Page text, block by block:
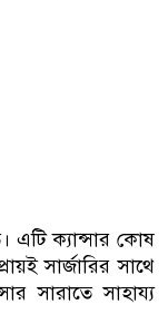
এটি ক্যান্সার কোষ
সার্জারির সাথে
সারাতে সাহায্য